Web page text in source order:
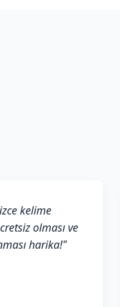
kelime
olması ve
harika!"